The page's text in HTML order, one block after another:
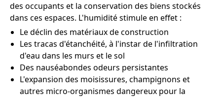
des occupants et la conservation des biens stockés
dans ces espaces. L'humidité stimule en effet :
Le déclin des matériaux de construction
Les tracas d'étanchéité, à l'instar de l'infiltration
d'eau dans les murs et le sol
Des nauséabondes odeurs persistantes
L'expansion des moisissures, champignons et
autres micro-organismes dangereux pour la